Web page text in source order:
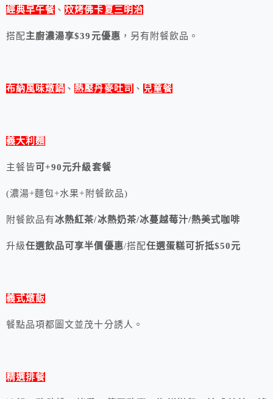
經典早午餐 、炆烤佛卡夏三明治
搭配主廚濃湯享$39元優惠 ，另有附餐飲品。
布納風味燉鍋 、熱壓丹麥吐司 、 兒童餐
義大利麵
主餐皆可+90元升級套餐
(濃湯+麵包+水果+附餐飲品)
附餐飲品有冰熱紅茶/冰熱奶茶/冰蔓越莓汁/熱美式咖啡
升級任選飲品可享半價優惠/搭配任選蛋糕可折抵$50元
義式燉飯
餐點品項都圖文並茂十分誘人。
精選排餐